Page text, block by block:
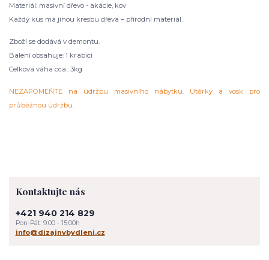
Materiál: masivní dřevo - akácie, kov
Každý kus má jinou kresbu dřeva – přírodní materiál.
Zboží se dodává v demontu.
Balení obsahuje: 1 krabici
Celková váha cca.: 3kg
NEZAPOMEŇTE na údržbu masivního nábytku. Utěrky a vosk pro
průběžnou údržbu.
Kontaktujte nás
+421 940 214 829
Pon-Pát: 9:00 - 15:00h
info@dizajnvbydleni.cz